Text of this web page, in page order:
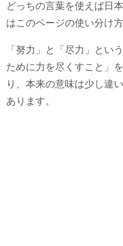
どっちの言葉を使えば日
はこのページの使い分け
「努力」と「尽力」とい
ために力を尽くすこと」
り、本来の意味は少し違
あります。